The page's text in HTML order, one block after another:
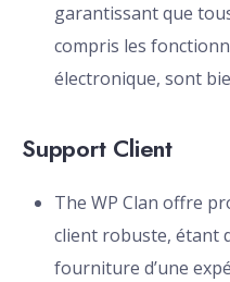
garantissant que
compris les
électronique, sont
Support Client
The WP Clan offre
client robuste, étant
fourniture d’une